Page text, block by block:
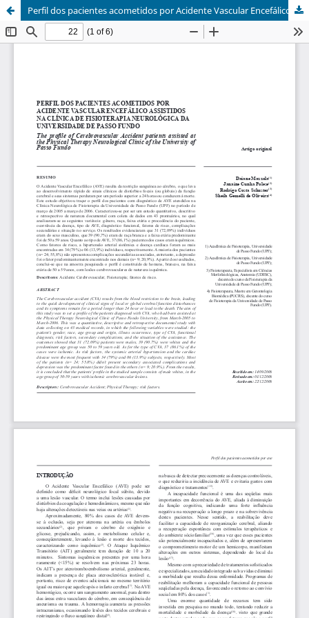
Perfil dos pacientes acometidos por Acidente Vascular Encefálico assistidos na clínica de fisioterapia neurológica da Universidade de Passo Fundo